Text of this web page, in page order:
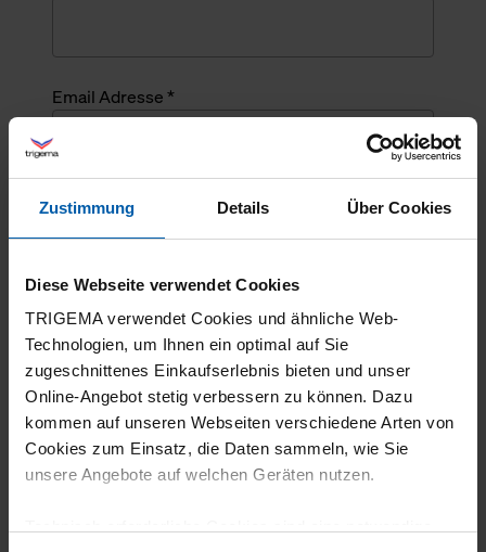
Zustimmung Details Über Cookies
Diese Webseite verwendet Cookies
TRIGEMA verwendet Cookies und ähnliche Web-
Technologien, um Ihnen ein optimal auf Sie
zugeschnittenes Einkaufserlebnis bieten und unser
Online-Angebot stetig verbessern zu können. Dazu
kommen auf unseren Webseiten verschiedene Arten von
Cookies zum Einsatz, die Daten sammeln, wie Sie
unsere Angebote auf welchen Geräten nutzen.
Email Adresse *
Angefragte Menge *
Mehrzeiliger Text